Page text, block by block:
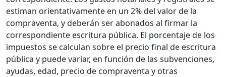
estiman orientativamente en un 2% del valor de la
compraventa, y deberán ser abonados al firmar la
correspondiente escritura pública. El porcentaje de los
impuestos se calculan sobre el precio final de escritura
pública y puede variar, en función de las subvenciones,
ayudas, edad, precio de compraventa y otras